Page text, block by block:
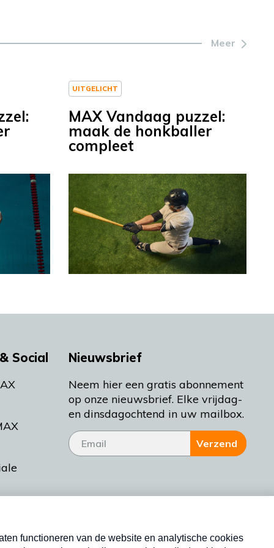
Meer
UITGELICHT
MAX Vandaag puzzel:
maak de honkballer
compleet
Social Nieuwsbrief
Neem hier een gratis abonnement
op onze nieuwsbrief. Elke vrijdag-
en dinsdagochtend in uw mailbox.
Verzend